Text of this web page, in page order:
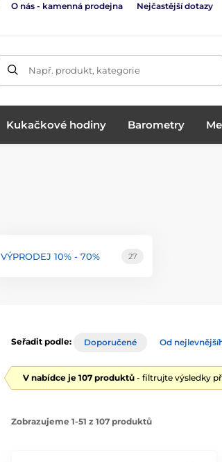
O nás - kamenná prodejna Nejčastější dotazy
Např. produkt, kategorie
Kukačkové hodiny Barometry
VÝPRODEJ 10% - 70% 27
Seřadit podle: Doporučené Od
V nabídce je 107 produktů - filtrujte výsledky
Zobrazujeme 1-51 z 107 produktů